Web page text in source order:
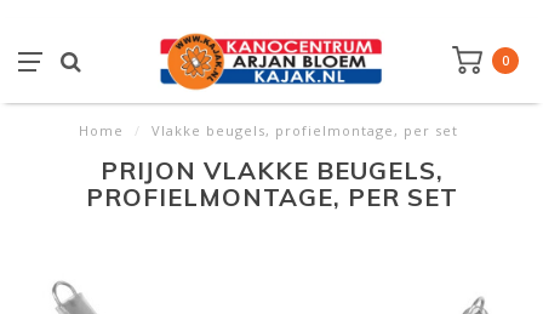
0
Home / Vlakke beugels, profielmontage, per set
PRIJON VLAKKE BEUGELS,
PROFIELMONTAGE, PER SET